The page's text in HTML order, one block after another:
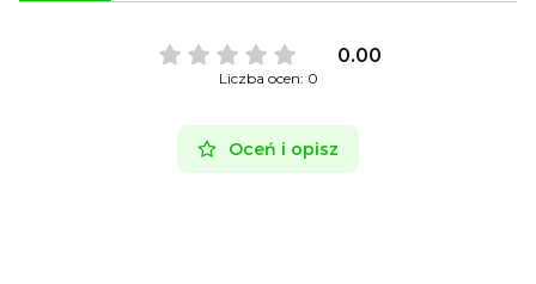
0.00
Liczba ocen: 0
Oceń i opisz